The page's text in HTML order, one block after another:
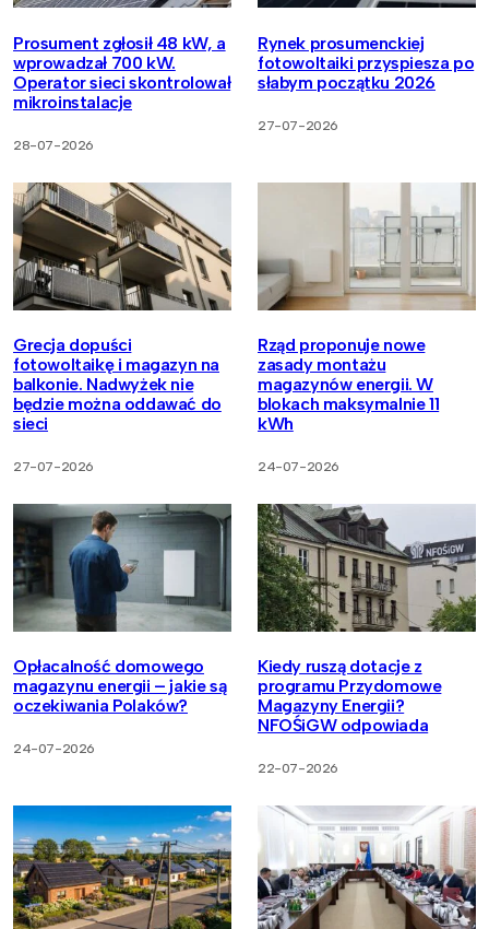
Prosument zgłosił 48 kW, a
wprowadzał 700 kW.
Operator sieci skontrolował
mikroinstalacje
28-07-2026
Rynek prosumenckiej
fotowoltaiki przyspiesza po
słabym początku 2026
27-07-2026
Grecja dopuści
fotowoltaikę i magazyn na
balkonie. Nadwyżek nie
będzie można oddawać do
sieci
27-07-2026
Rząd proponuje nowe
zasady montażu
magazynów energii. W
blokach maksymalnie 11
kWh
24-07-2026
Opłacalność domowego
magazynu energii – jakie są
oczekiwania Polaków?
24-07-2026
Kiedy ruszą dotacje z
programu Przydomowe
Magazyny Energii?
NFOŚiGW odpowiada
22-07-2026